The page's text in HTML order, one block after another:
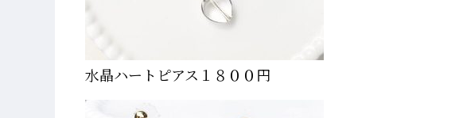
水晶ハートピアス１８００円